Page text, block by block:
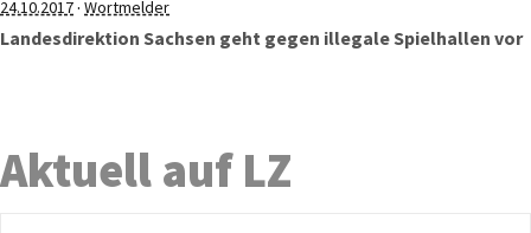
24.10.2017· Wortmelder
Landesdirektion Sachsen geht gegen illegale Spielhallen vor
Aktuell auf LZ